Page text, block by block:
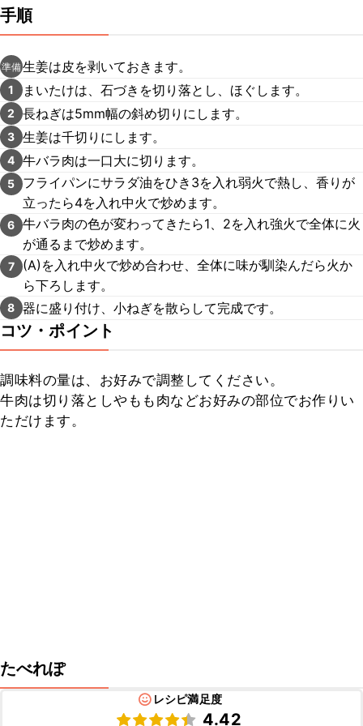
手順
準備生姜は皮を剥いておきます。
1 まいたけは、石づきを切り落とし、ほぐします。
2 長ねぎは5mm幅の斜め切りにします。
3 生姜は千切りにします。
4 牛バラ肉は一口大に切ります。
5
フライパンにサラダ油をひき3を入れ弱火で熱し、香りが
立ったら4を入れ中火で炒めます。
6 牛バラ肉の色が変わってきたら1、2を入れ強火で全体に火
が通るまで炒めます。
7
(A)を入れ中火で炒め合わせ、全体に味が馴染んだら火か
ら下ろします。
8 器に盛り付け、小ねぎを散らして完成です。
コツ・ポイント
調味料の量は、お好みで調整してください。
牛肉は切り落としやもも肉などお好みの部位でお作りい
ただけます。
たべれぽ
レシピ満足度
4.42